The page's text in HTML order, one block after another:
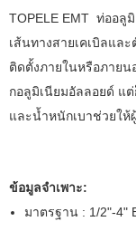
TOPELE EMT ท่ออลู
เส้นทางสายเคเบิลแล
ติดตั้งภายในหรือภายน
กอลูมิเนียมอัลลอยด์ แ
และน้ำหนักเบาช่วยให้
ข้อมูลจำเพาะ:
มาตรฐาน : 1/2"-4"